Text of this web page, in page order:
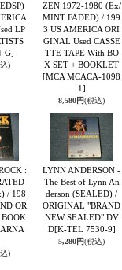
LP
G]
)
ZEN 1972-1980 (Ex/
MINT FADED) / 199
3 US AMERICA ORI
GINAL Used CASSE
TTE TAPE With BO
X SET + BOOKLET
[MCA MCACA-1098
1]
8,580円(税込)
:
/ 198
OR
)
LYNN ANDERSON -
The Best of Lynn An
derson (SEALED) /
ORIGINAL "BRAND
NEW SEALED" DV
D[K-TEL 7530-9]
5,280円(税込)